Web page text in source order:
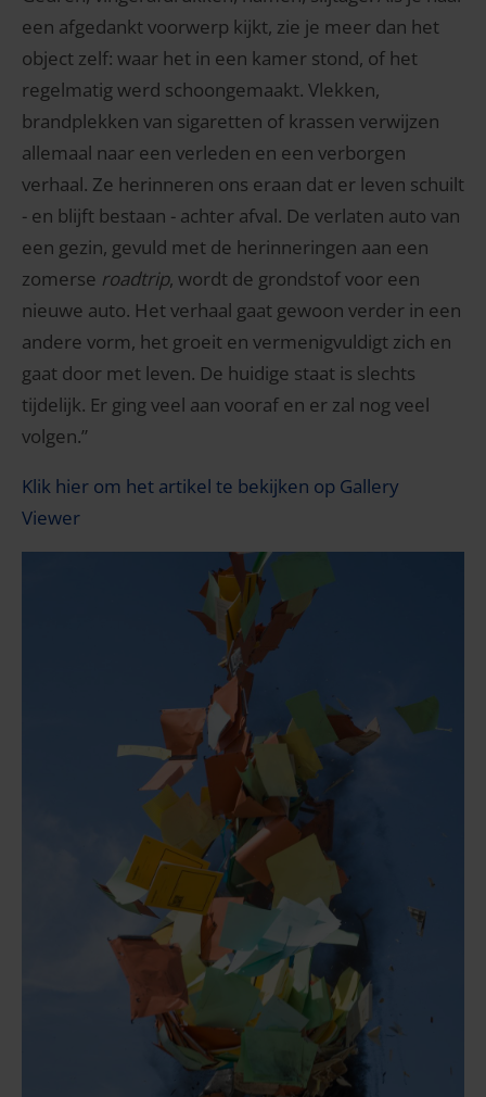
een afgedankt voorwerp kijkt, zie je meer dan het
object zelf: waar het in een kamer stond, of het
regelmatig werd schoongemaakt. Vlekken,
brandplekken van sigaretten of krassen verwijzen
allemaal naar een verleden en een verborgen
verhaal. Ze herinneren ons eraan dat er leven schuilt
- en blijft bestaan ​​- achter afval. De verlaten auto van
een gezin, gevuld met de herinneringen aan een
zomerse roadtrip, wordt de grondstof voor een
nieuwe auto. Het verhaal gaat gewoon verder in een
andere vorm, het groeit en vermenigvuldigt zich en
gaat door met leven. De huidige staat is slechts
tijdelijk. Er ging veel aan vooraf en er zal nog veel
volgen.”
Klik hier om het artikel te bekijken op Gallery
Viewer